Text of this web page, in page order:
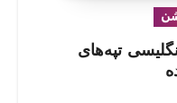
تپه‌های